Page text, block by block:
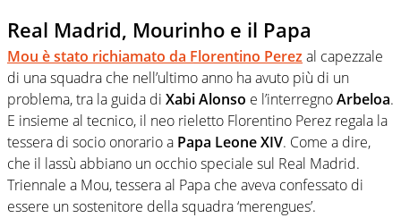
Real Madrid, Mourinho e il Papa
Mou è stato richiamato da Florentino Perez al capezzale
di una squadra che nell’ultimo anno ha avuto più di un
problema, tra la guida di Xabi Alonso e l’interregnoArbeloa.
E insieme al tecnico, il neo rieletto Florentino Perez regala la
tessera di socio onorario a Papa Leone XIV. Come a dire,
che il lassù abbiano un occhio speciale sul Real Madrid.
Triennale a Mou, tessera al Papa che aveva confessato di
essere un sostenitore della squadra ‘merengues’.